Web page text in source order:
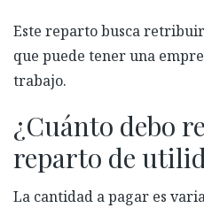
Este reparto busca
que puede tener una
trabajo.
¿Cuánto debo
reparto de
La cantidad a pagar es